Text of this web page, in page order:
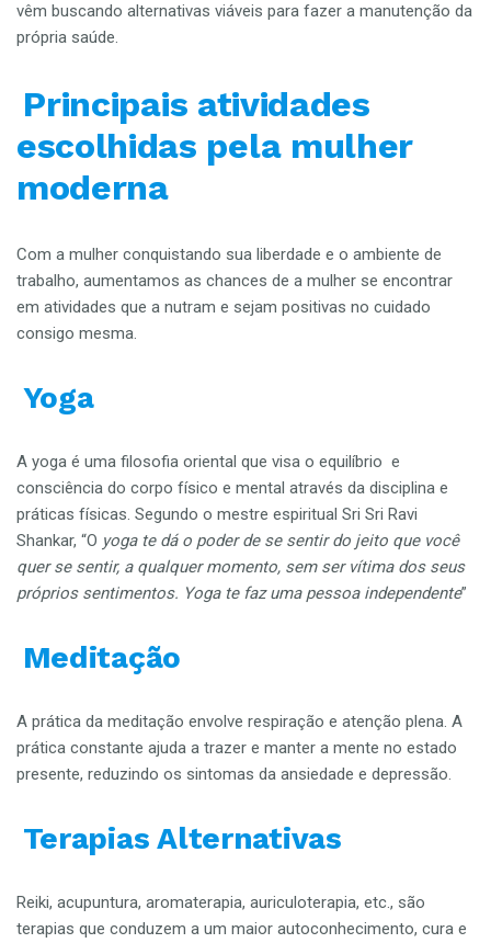
vêm buscando alternativas viáveis para fazer a manutenção da
própria saúde.
Principais atividades
escolhidas pela mulher
moderna
Com a mulher conquistando sua liberdade e o ambiente de
trabalho, aumentamos as chances de a mulher se encontrar
em atividades que a nutram e sejam positivas no cuidado
consigo mesma.
Yoga
A yoga é uma filosofia oriental que visa o equilíbrio e
consciência do corpo físico e mental através da disciplina e
práticas físicas. Segundo o mestre espiritual Sri Sri Ravi
Shankar, “O yoga te dá o poder de se sentir do jeito que você
quer se sentir, a qualquer momento, sem ser vítima dos seus
próprios sentimentos. Yoga te faz uma pessoa independente”
Meditação
A prática da meditação envolve respiração e atenção plena. A
prática constante ajuda a trazer e manter a mente no estado
presente, reduzindo os sintomas da ansiedade e depressão.
Terapias Alternativas
Reiki, acupuntura, aromaterapia, auriculoterapia, etc., são
terapias que conduzem a um maior autoconhecimento, cura e